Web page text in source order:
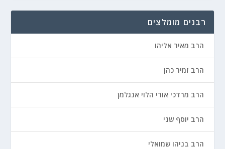
רבנים מומלצים
הרב מאיר אליהו
הרב זמיר כהן
הרב מרדכי אורי הלוי אנגלמן
הרב יוסף שני
הרב בניהו שמואלי